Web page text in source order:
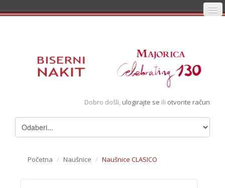
Registracija
Pregledani artikli
Dobro došli, ulogirajte se ili otvorite račun
Početna / Naušnice / Naušnice CLASICO